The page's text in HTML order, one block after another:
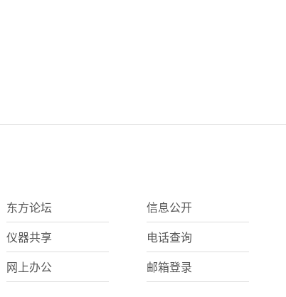
东方论坛 信息公开
仪器共享 电话查询
网上办公 邮箱登录